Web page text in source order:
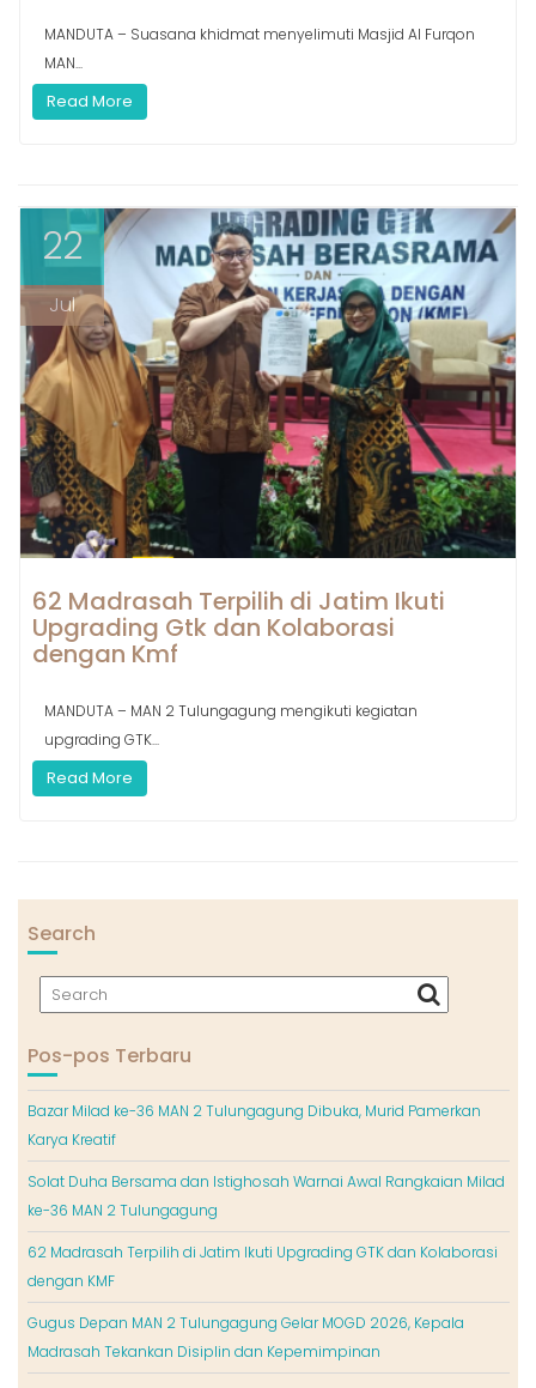
MANDUTA – Suasana khidmat menyelimuti Masjid Al Furqon
MAN...
Read More
22
Jul
62 Madrasah Terpilih di Jatim Ikuti
Upgrading Gtk dan Kolaborasi
dengan Kmf
MANDUTA – MAN 2 Tulungagung mengikuti kegiatan
upgrading GTK...
Read More
Search
Pos-pos Terbaru
Bazar Milad ke-36 MAN 2 Tulungagung Dibuka, Murid Pamerkan
Karya Kreatif
Solat Duha Bersama dan Istighosah Warnai Awal Rangkaian Milad
ke-36 MAN 2 Tulungagung
62 Madrasah Terpilih di Jatim Ikuti Upgrading GTK dan Kolaborasi
dengan KMF
Gugus Depan MAN 2 Tulungagung Gelar MOGD 2026, Kepala
Madrasah Tekankan Disiplin dan Kepemimpinan